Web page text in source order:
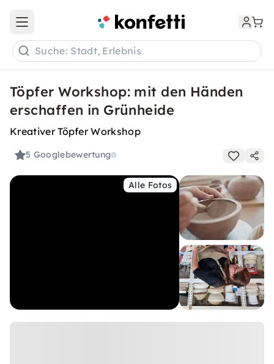
Open main menu
Suche: Stadt, Erlebnis
Töpfer Workshop: mit den Händen
erschaffen in Grünheide
Kreativer Töpfer Workshop
5 Googlebewertung
Alle Fotos